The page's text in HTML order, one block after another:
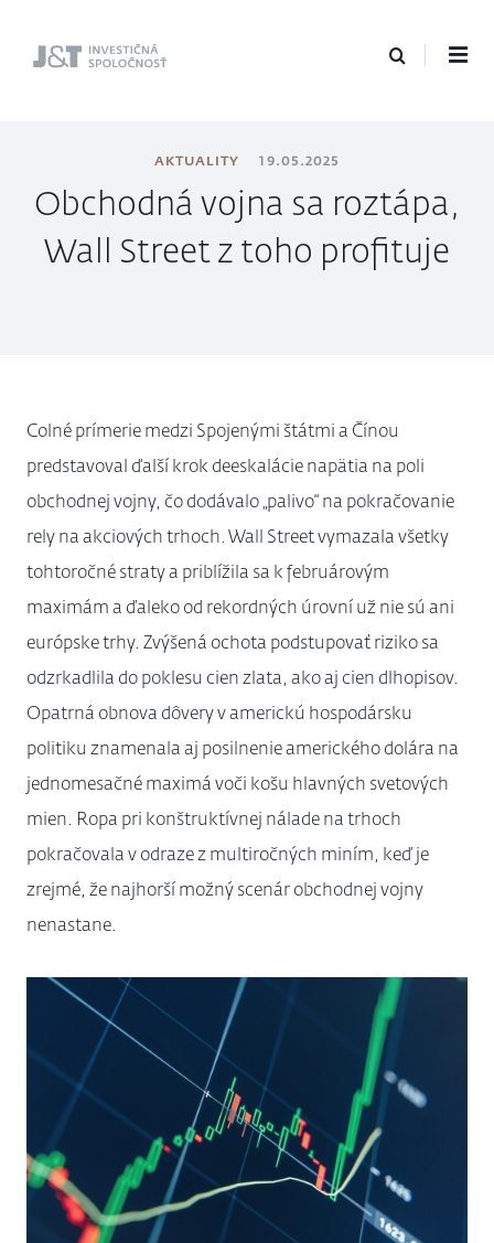
J&T Investičná
AKTUALITY 19.05.2025
Obchodná vojna sa roztápa,
Wall Street z toho profituje
Colné prímerie medzi Spojenými štátmi a Čínou
predstavoval ďalší krok deeskalácie napätia na poli
obchodnej vojny, čo dodávalo „palivo“ na pokračovanie
rely na akciových trhoch. Wall Street vymazala všetky
tohtoročné straty a priblížila sa k februárovým
maximám a ďaleko od rekordných úrovní už nie sú ani
európske trhy. Zvýšená ochota podstupovať riziko sa
odzrkadlila do poklesu cien zlata, ako aj cien dlhopisov.
Opatrná obnova dôvery v americkú hospodársku
politiku znamenala aj posilnenie amerického dolára na
jednomesačné maximá voči košu hlavných svetových
mien. Ropa pri konštruktívnej nálade na trhoch
pokračovala v odraze z multiročných miním, keď je
zrejmé, že najhorší možný scenár obchodnej vojny
nenastane.